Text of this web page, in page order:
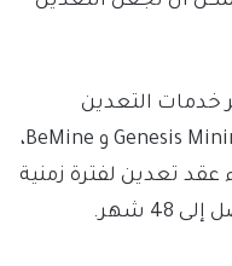
خدمات التعدين
السحابي، مثل بعض الشركات Genesis Mining و BeMine،
تعدين لفترة زمنية